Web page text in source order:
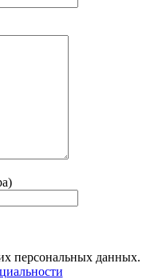
персональных данных.